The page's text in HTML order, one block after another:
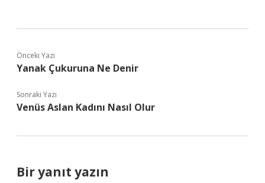
Önceki Yazı
Yanak Çukuruna Ne Denir
Sonraki Yazı
Venüs Aslan Kadını Nasıl Olur
Bir yanıt yazın